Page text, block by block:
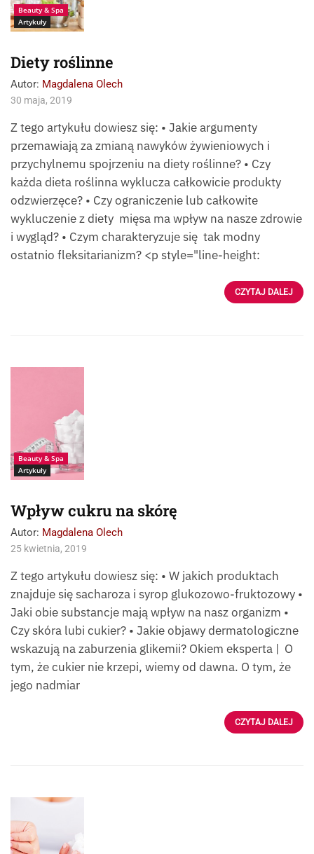
Beauty & Spa
Artykuły
Diety roślinne
Autor: Magdalena Olech
30 maja, 2019
Z tego artykułu dowiesz się: • Jakie argumenty
przemawiają za zmianą nawyków żywieniowych i
przychylnemu spojrzeniu na diety roślinne? • Czy
każda dieta roślinna wyklucza całkowicie produkty
odzwierzęce? • Czy ograniczenie lub całkowite
wykluczenie z diety mięsa ma wpływ na nasze zdrowie
i wygląd? • Czym charakteryzuje się tak modny
ostatnio fleksitarianizm? <p style="line-height:
CZYTAJ DALEJ
Beauty & Spa
Artykuły
Wpływ cukru na skórę
Autor: Magdalena Olech
25 kwietnia, 2019
Z tego artykułu dowiesz się: • W jakich produktach
znajduje się sacharoza i syrop glukozowo-fruktozowy •
Jaki obie substancje mają wpływ na nasz organizm •
Czy skóra lubi cukier? • Jakie objawy dermatologiczne
wskazują na zaburzenia glikemii? Okiem eksperta | O
tym, że cukier nie krzepi, wiemy od dawna. O tym, że
jego nadmiar
CZYTAJ DALEJ
acek